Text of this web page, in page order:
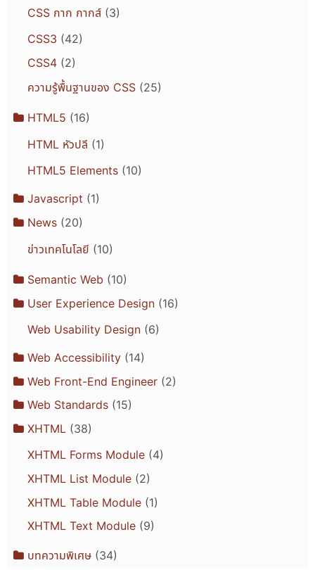
CSS กาก กากส์(3)
CSS3 (42)
CSS4(2)
ความรู้พื้นฐานของ CSS(25)
HTML5 (16)
HTML หัวปลี (1)
HTML5 Elements(10)
Javascript (1)
News(20)
ข่าวเทคโนโลยี (10)
Semantic Web (10)
User Experience Design(16)
Web Usability Design(6)
Web Accessibility(14)
Web Front-End Engineer(2)
Web Standards(15)
XHTML(38)
XHTML Forms Module(4)
XHTML List Module(2)
XHTML Table Module(1)
XHTML Text Module(9)
บทความพิเศษ(34)